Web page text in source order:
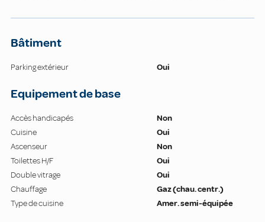
Bâtiment
Parking extérieur Oui
Equipement de base
Accès handicapés
Non
Cuisine
Oui
Ascenseur
Non
Toilettes H/F
Oui
Double vitrage
Oui
Chauffage
Gaz (chau. centr.)
Type de cuisine
Amer. semi-équipée